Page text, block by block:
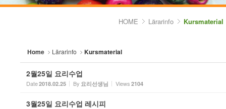
HOME Lärarinfo Kursmaterial
Home Lärarinfo Kursmaterial
2월25일 요리수업
Date2018.02.25 By 요리선생님 Views 2104
3월25일 요리수업 레시피
Lärarinfo
- Kursplan
- Kursmaterial
Sketchbook5, 스케치북5